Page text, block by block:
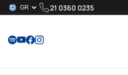
21 0360 0235